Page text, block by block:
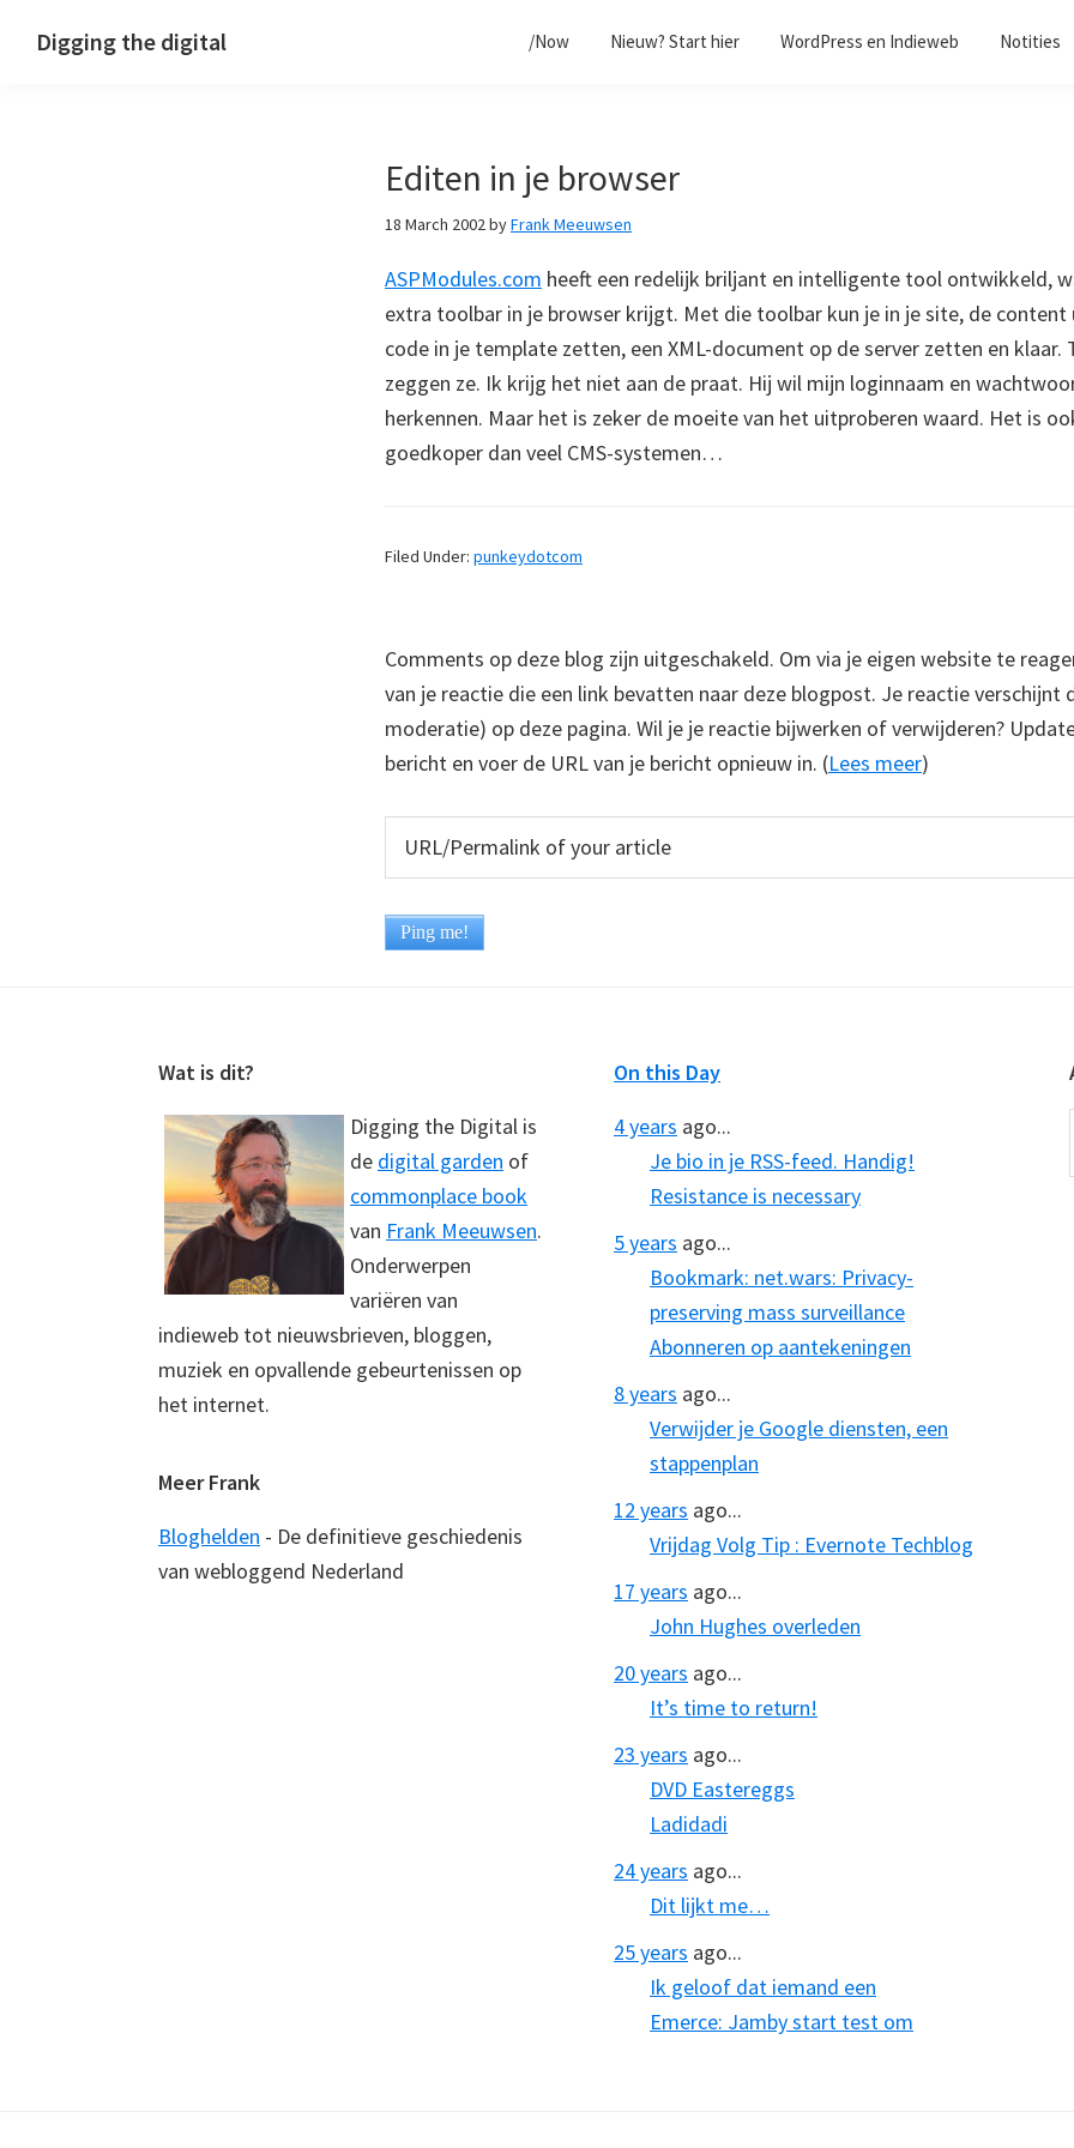
Digging the digital /Now Nieuw? Start hier WordPress en Indieweb Notities
Editen in je browser
18 March 2002byFrank Meeuwsen
ASPModules.com heeft een redelijk briljant en intelligente tool ontwikkeld,
extra toolbar in je browser krijgt. Met die toolbar kun je in je site, de content
code in je template zetten, een XML-document op de server zetten en klaar.
zeggen ze. Ik krijg het niet aan de praat. Hij wil mijn loginnaam en
herkennen. Maar het is zeker de moeite van het uitproberen waard. Het is
goedkoper dan veel CMS-systemen…
Filed Under: punkeydotcom
Comments op deze blog zijn uitgeschakeld. Om via je eigen website te
van je reactie die een link bevatten naar deze blogpost. Je reactie verschijnt
moderatie) op deze pagina. Wil je je reactie bijwerken of verwijderen?
bericht en voer de URL van je bericht opnieuw in. (Lees meer)
Wat is dit?
Digging the Digital is
de digital garden of
commonplace book
van Frank Meeuwsen.
Onderwerpen
variëren van
indieweb tot nieuwsbrieven, bloggen,
muziek en opvallende gebeurtenissen op
het internet.
Meer Frank
Bloghelden - De definitieve geschiedenis
van webloggend Nederland
On this Day
4 years ago...
Je bio in je RSS-feed. Handig!
Resistance is necessary
5 years ago...
Bookmark: net.wars: Privacy-
preserving mass surveillance
Abonneren op aantekeningen
8 years ago...
Verwijder je Google diensten, een
stappenplan
12 years ago...
Vrijdag Volg Tip : Evernote Techblog
17 years ago...
John Hughes overleden
20 years ago...
It’s time to return!
23 years ago...
DVD Eastereggs
Ladidadi
24 years ago...
Dit lijkt me…
25 years ago...
Ik geloof dat iemand een
Emerce: Jamby start test om